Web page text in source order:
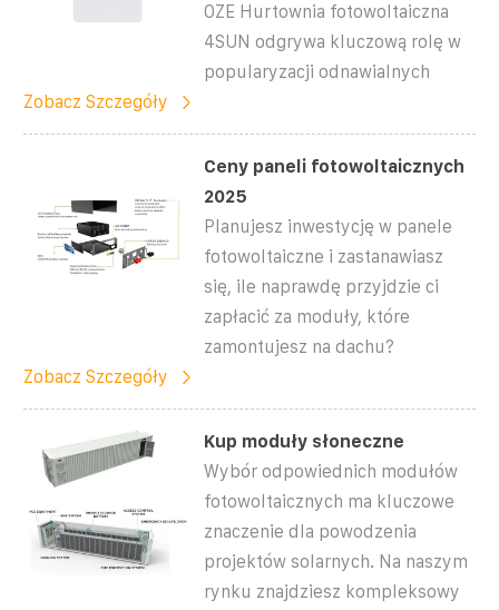
OZE Hurtownia fotowoltaiczna
4SUN odgrywa kluczową rolę w
popularyzacji odnawialnych
Zobacz Szczegóły
Ceny paneli fotowoltaicznych
2025
Planujesz inwestycję w panele
fotowoltaiczne i zastanawiasz
się, ile naprawdę przyjdzie ci
zapłacić za moduły, które
zamontujesz na dachu?
Zobacz Szczegóły
Kup moduły słoneczne
Wybór odpowiednich modułów
fotowoltaicznych ma kluczowe
znaczenie dla powodzenia
projektów solarnych. Na naszym
rynku znajdziesz kompleksowy